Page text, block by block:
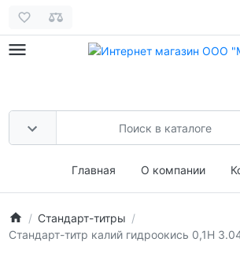
Главная О компании
Стандарт-титры
Стандарт-титр калий гидроокись 0,1Н